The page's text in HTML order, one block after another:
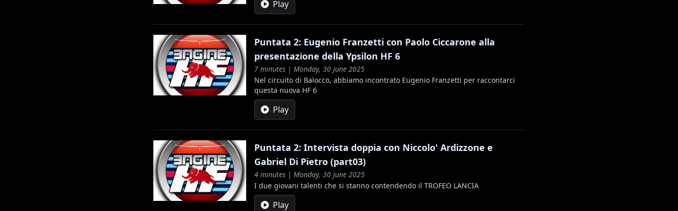
Play
Puntata 2: Eugenio Franzetti con Paolo Ciccarone alla
presentazione della Ypsilon HF 6
7 minutes | Monday, 30 June 2025
Nel circuito di Balocco, abbiamo incontrato Eugenio Franzetti per raccontarci
questa nuova HF 6
Play
Puntata 2: Intervista doppia con Niccolo' Ardizzone e
Gabriel Di Pietro (part03)
4 minutes | Monday, 30 June 2025
I due giovani talenti che si stanno contendendo il TROFEO LANCIA
Play